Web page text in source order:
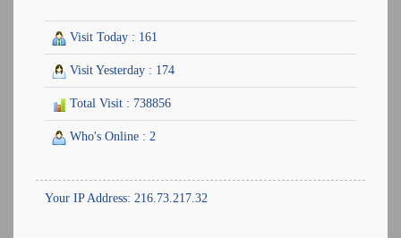
Visit Today : 161
Visit Yesterday : 174
Total Visit : 738856
Who's Online : 2
Your IP Address: 216.73.217.32